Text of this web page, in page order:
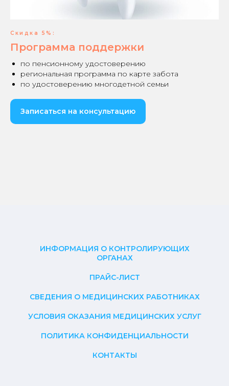
Скидка 5%:
Программа поддержки
по пенсионному удостоверению
региональная программа по карте забота
по удостоверению многодетной семьи
Записаться на консультацию
ИНФОРМАЦИЯ О КОНТРОЛИРУЮЩИХ
ОРГАНАХ
ПРАЙС-ЛИСТ
СВЕДЕНИЯ О МЕДИЦИНСКИХ РАБОТНИКАХ
УСЛОВИЯ ОКАЗАНИЯ МЕДИЦИНСКИХ УСЛУГ
ПОЛИТИКА КОНФИДЕНЦИАЛЬНОСТИ
КОНТАКТЫ